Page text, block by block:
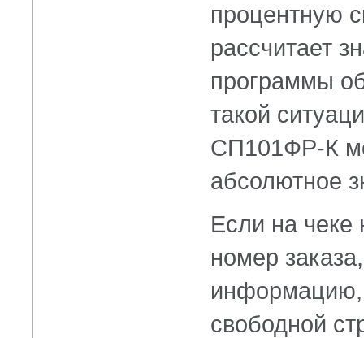
процентную
рассчитает
программы
такой
СП101ФР-К
абсолютное
Если на чеке
номер
информацию,
свободной